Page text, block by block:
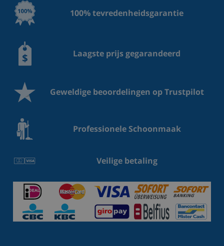
100% tevredenheidsgarantie
Laagste prijs gegarandeerd
Geweldige beoordelingen op Trustpilot
Professionele Schoonmaak
Veilige betaling